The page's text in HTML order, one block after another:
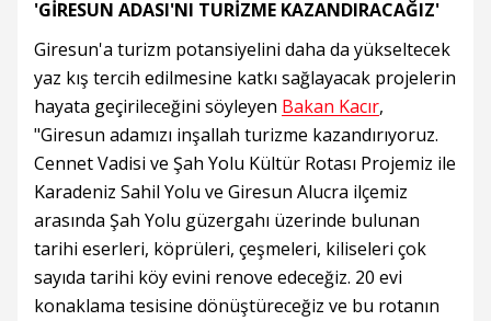
'GİRESUN ADASI'NI TURİZME KAZANDIRACAĞIZ'
Giresun'a turizm potansiyelini daha da yükseltecek
yaz kış tercih edilmesine katkı sağlayacak projelerin
hayata geçirileceğini söyleyen Bakan Kacır,
"Giresun adamızı inşallah turizme kazandırıyoruz.
Cennet Vadisi ve Şah Yolu Kültür Rotası Projemiz ile
Karadeniz Sahil Yolu ve Giresun Alucra ilçemiz
arasında Şah Yolu güzergahı üzerinde bulunan
tarihi eserleri, köprüleri, çeşmeleri, kiliseleri çok
sayıda tarihi köy evini renove edeceğiz. 20 evi
konaklama tesisine dönüştüreceğiz ve bu rotanın